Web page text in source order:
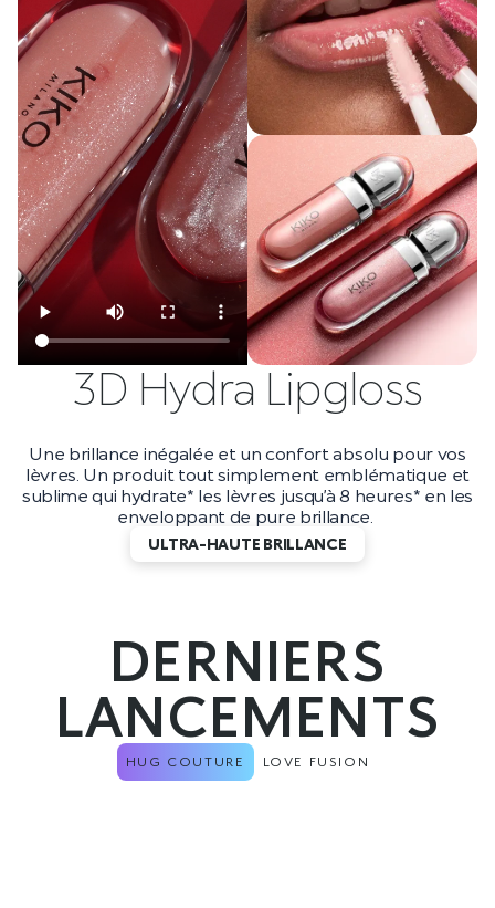
3D Hydra Lipgloss
Une brillance inégalée et un confort absolu pour vos
lèvres. Un produit tout simplement emblématique et
sublime qui hydrate* les lèvres jusqu’à 8 heures* en les
enveloppant de pure brillance.
ULTRA-HAUTE BRILLANCE
DERNIERS
LANCEMENTS
HUG COUTURE LOVE FUSION